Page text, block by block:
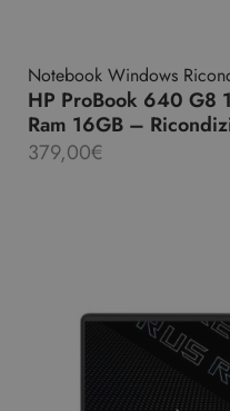
Notebook Windows
HP ProBook 640 G8
Ram 16GB –
379,00€